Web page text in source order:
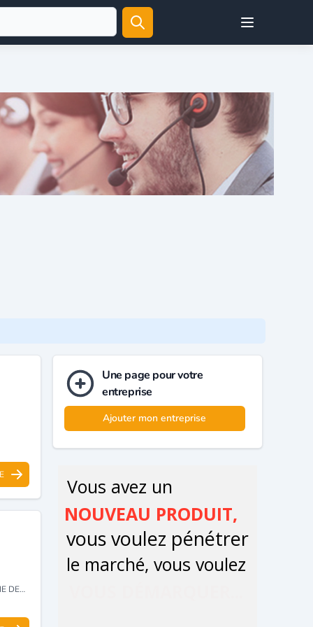
Open user menu
Une page pour votre
entreprise
Ajouter mon entreprise